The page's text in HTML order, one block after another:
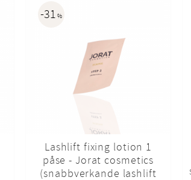
Lashlift fixing lotion 1
påse - Jorat cosmetics
(snabbverkande lashlift
31 %